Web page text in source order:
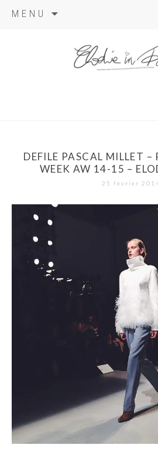
MENU
DEFILE PASCAL MILLET –
WEEK AW 14-15 –
25 février